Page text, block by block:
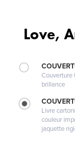
Love,
Couverture
brillance
Livre
couleur
jaquette